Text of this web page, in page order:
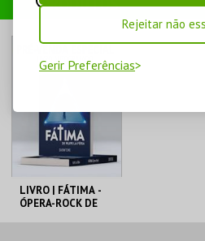
Rejeitar não
Gerir Preferências
MAIS INFO
LIVRO | FÁTIMA -
ÓPERA-ROCK DE